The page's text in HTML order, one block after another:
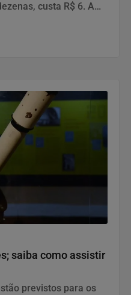
custa R$ 6. A
saiba como assistir
previstos para os